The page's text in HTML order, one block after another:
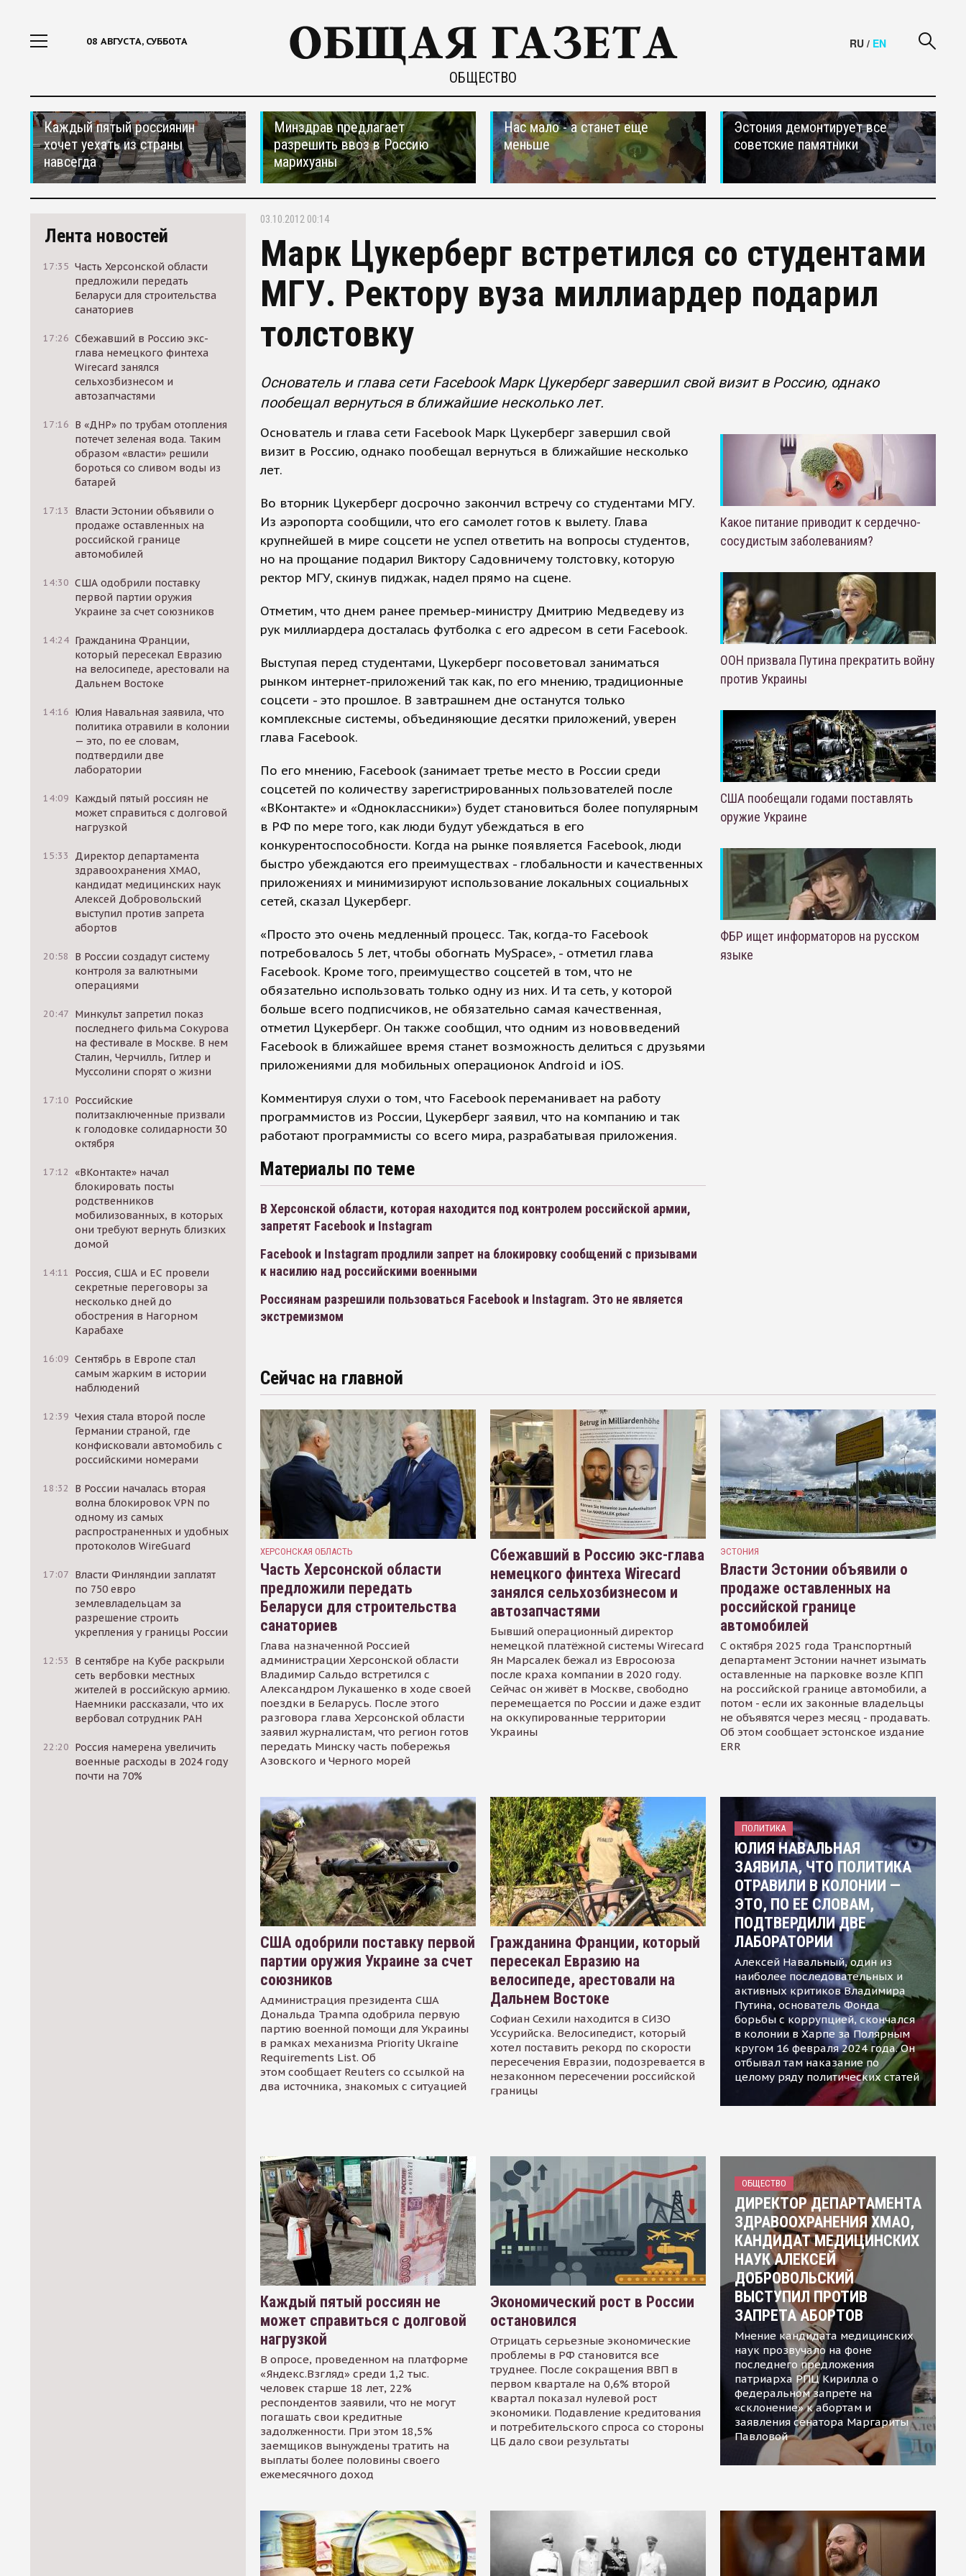
08 АВГУСТА, СУББОТА
ОБЩЕСТВО
RU / EN
Каждый пятый россиянин
хочет уехать из страны
навсегда
Минздрав предлагает
разрешить ввоз в Россию
марихуаны
Нас мало - а станет еще
меньше
Эстония демонтирует все
советские памятники
Лента новостей
17:35 Часть Херсонской области
предложили передать
Беларуси для строительства
санаториев
17:26 Сбежавший в Россию экс-
глава немецкого финтеха
Wirecard занялся
сельхозбизнесом и
автозапчастями
17:16 В «ДНР» по трубам отопления
потечет зеленая вода. Таким
образом «власти» решили
бороться со сливом воды из
батарей
17:13
Власти Эстонии объявили о
продаже оставленных на
российской границе
автомобилей
14:30 США одобрили поставку
первой партии оружия
Украине за счет союзников
14:24 Гражданина Франции,
который пересекал Евразию
на велосипеде, арестовали на
Дальнем Востоке
14:16 Юлия Навальная заявила, что
политика отравили в колонии
— это, по ее словам,
подтвердили две
лаборатории
14:09 Каждый пятый россиян не
может справиться с долговой
нагрузкой
15:33
Директор департамента
здравоохранения ХМАО,
кандидат медицинских наук
Алексей Добровольский
выступил против запрета
абортов
20:58
В России создадут систему
контроля за валютными
операциями
20:47 Минкульт запретил показ
последнего фильма Сокурова
на фестивале в Москве. В нем
Сталин, Черчилль, Гитлер и
Муссолини спорят о жизни
17:10 Российские
политзаключенные призвали
к голодовке солидарности 30
октября
17:12 «ВКонтакте» начал
блокировать посты
родственников
мобилизованных, в которых
они требуют вернуть близких
домой
14:11
Россия, США и ЕС провели
секретные переговоры за
несколько дней до
обострения в Нагорном
Карабахе
16:09 Сентябрь в Европе стал
самым жарким в истории
наблюдений
12:39 Чехия стала второй после
Германии страной, где
конфисковали автомобиль с
российскими номерами
18:32
В России началась вторая
волна блокировок VPN по
одному из самых
распространенных и удобных
протоколов WireGuard
17:07 Власти Финляндии заплатят
по 750 евро
землевладельцам за
разрешение строить
укрепления у границы России
12:53
В сентябре на Кубе раскрыли
сеть вербовки местных
жителей в российскую армию.
Наемники рассказали, что их
вербовал сотрудник РАН
22:20 Россия намерена увеличить
военные расходы в 2024 году
почти на 70%
03.10.2012 00:14
Марк Цукерберг встретился со студентами
МГУ. Ректору вуза миллиардер подарил
толстовку
Основатель и глава сети Facebook Марк Цукерберг завершил свой визит в Россию, однако
пообещал вернуться в ближайшие несколько лет.
Основатель и глава сети Facebook Марк Цукерберг завершил свой
визит в Россию, однако пообещал вернуться в ближайшие несколько
лет.
Во вторник Цукерберг досрочно закончил встречу со студентами МГУ.
Из аэропорта сообщили, что его самолет готов к вылету. Глава
крупнейшей в мире соцсети не успел ответить на вопросы студентов,
но на прощание подарил Виктору Садовничему толстовку, которую
ректор МГУ, скинув пиджак, надел прямо на сцене.
Отметим, что днем ранее премьер-министру Дмитрию Медведеву из
рук миллиардера досталась футболка с его адресом в сети Facebook.
Выступая перед студентами, Цукерберг посоветовал заниматься
рынком интернет-приложений так как, по его мнению, традиционные
соцсети - это прошлое. В завтрашнем дне останутся только
комплексные системы, объединяющие десятки приложений, уверен
глава Facebook.
По его мнению, Facebook (занимает третье место в России среди
соцсетей по количеству зарегистрированных пользователей после
«ВКонтакте» и «Одноклассники») будет становиться более популярным
в РФ по мере того, как люди будут убеждаться в его
конкурентоспособности. Когда на рынке появляется Facebook, люди
быстро убеждаются его преимуществах - глобальности и качественных
приложениях и минимизируют использование локальных социальных
сетей, сказал Цукерберг.
«Просто это очень медленный процесс. Так, когда-то Facebook
потребовалось 5 лет, чтобы обогнать MySpace», - отметил глава
Facebook. Кроме того, преимущество соцсетей в том, что не
обязательно использовать только одну из них. И та сеть, у которой
больше всего подписчиков, не обязательно самая качественная,
отметил Цукерберг. Он также сообщил, что одним из нововведений
Facebook в ближайшее время станет возможность делиться с друзьями
приложениями для мобильных операционок Android и iOS.
Комментируя слухи о том, что Facebook переманивает на работу
программистов из России, Цукерберг заявил, что на компанию и так
работают программисты со всего мира, разрабатывая приложения.
Материалы по теме
В Херсонской области, которая находится под контролем российской армии,
запретят Facebook и Instagram
Facebook и Instagram продлили запрет на блокировку сообщений с призывами
к насилию над российскими военными
Россиянам разрешили пользоваться Facebook и Instagram. Это не является
экстремизмом
Какое питание приводит к сердечно-
сосудистым заболеваниям?
ООН призвала Путина прекратить войну
против Украины
США пообещали годами поставлять
оружие Украине
ФБР ищет информаторов на русском
языке
Сейчас на главной
ХЕРСОНСКАЯ ОБЛАСТЬ
Часть Херсонской области
предложили передать
Беларуси для строительства
санаториев
Глава назначенной Россией
администрации Херсонской области
Владимир Сальдо встретился с
Александром Лукашенко в ходе своей
поездки в Беларусь. После этого
разговора глава Херсонской области
заявил журналистам, что регион готов
передать Минску часть побережья
Азовского и Черного морей
Сбежавший в Россию экс-глава
немецкого финтеха Wirecard
занялся сельхозбизнесом и
автозапчастями
Бывший операционный директор
немецкой платёжной системы Wirecard
Ян Марсалек бежал из Евросоюза
после краха компании в 2020 году.
Сейчас он живёт в Москве, свободно
перемещается по России и даже ездит
на оккупированные территории
Украины
ЭСТОНИЯ
Власти Эстонии объявили о
продаже оставленных на
российской границе
автомобилей
С октября 2025 года Транспортный
департамент Эстонии начнет изымать
оставленные на парковке возле КПП
на российской границе автомобили, а
потом - если их законные владельцы
не объявятся через месяц - продавать.
Об этом сообщает эстонское издание
ERR
США одобрили поставку первой
партии оружия Украине за счет
союзников
Администрация президента США
Дональда Трампа одобрила первую
партию военной помощи для Украины
в рамках механизма Priority Ukraine
Requirements List. Об
этом сообщает Reuters со ссылкой на
два источника, знакомых с ситуацией
Гражданина Франции, который
пересекал Евразию на
велосипеде, арестовали на
Дальнем Востоке
Софиан Сехили находится в СИЗО
Уссурийска. Велосипедист, который
хотел поставить рекорд по скорости
пересечения Евразии, подозревается в
незаконном пересечении российской
границы
ПОЛИТИКА
ЮЛИЯ НАВАЛЬНАЯ
ЗАЯВИЛА, ЧТО ПОЛИТИКА
ОТРАВИЛИ В КОЛОНИИ —
ЭТО, ПО ЕЕ СЛОВАМ,
ПОДТВЕРДИЛИ ДВЕ
ЛАБОРАТОРИИ
Алексей Навальный, один из
наиболее последовательных и
активных критиков Владимира
Путина, основатель Фонда
борьбы с коррупцией, скончался
в колонии в Харпе за Полярным
кругом 16 февраля 2024 года. Он
отбывал там наказание по
целому ряду политических статей
Каждый пятый россиян не
может справиться с долговой
нагрузкой
В опросе, проведенном на платформе
«Яндекс.Взгляд» среди 1,2 тыс.
человек старше 18 лет, 22%
респондентов заявили, что не могут
погашать свои кредитные
задолженности. При этом 18,5%
заемщиков вынуждены тратить на
выплаты более половины своего
ежемесячного доход
Экономический рост в России
остановился
Отрицать серьезные экономические
проблемы в РФ становится все
труднее. После сокращения ВВП в
первом квартале на 0,6% второй
квартал показал нулевой рост
экономики. Подавление кредитования
и потребительского спроса со стороны
ЦБ дало свои результаты
ОБЩЕСТВО
ДИРЕКТОР ДЕПАРТАМЕНТА
ЗДРАВООХРАНЕНИЯ ХМАО,
КАНДИДАТ МЕДИЦИНСКИХ
НАУК АЛЕКСЕЙ
ДОБРОВОЛЬСКИЙ
ВЫСТУПИЛ ПРОТИВ
ЗАПРЕТА АБОРТОВ
Мнение кандидата медицинских
наук прозвучало на фоне
последнего предложения
патриарха РПЦ Кирилла о
федеральном запрете на
«склонение» к абортам и
заявления сенатора Маргариты
Павловой